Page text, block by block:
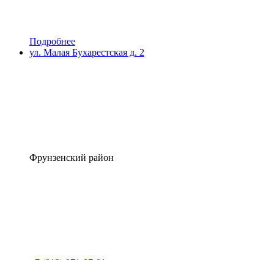
Подробнее
ул. Малая Бухарестская д. 2
Фрунзенский район